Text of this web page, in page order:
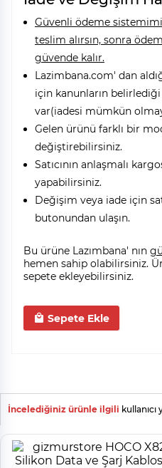
Güvenli ödeme
teslim alırsın, sonra
güvende kalır.
Lazimbana.com' dan
için kanunların
var(iadesi mümkün
Gelen ürünü farklı bir
değiştirebilirsiniz.
Satıcının anlaşmalı
yapabilirsiniz.
Değişim veya iade için
butonundan ulaşın.
Bu ürüne Lazımbana' nın
hemen sahip olabilirsiniz.
sepete ekleyebilirsiniz.
Sepete Ekle
İncelediğiniz ürünle ilgili kullanıcı